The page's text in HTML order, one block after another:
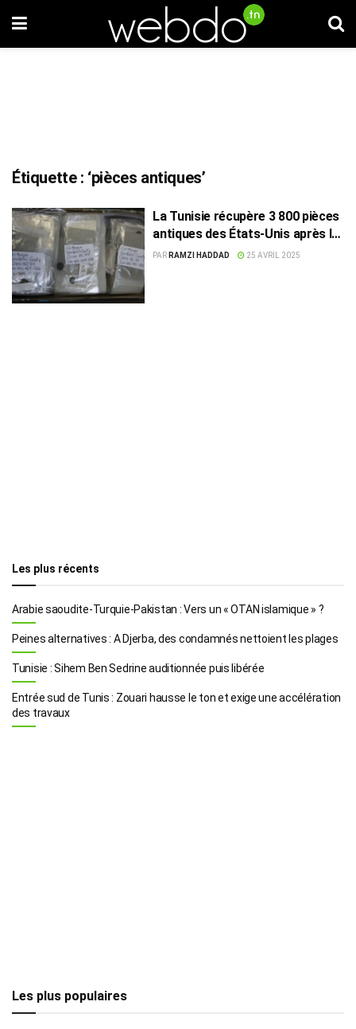
Étiquette : ‘pièces antiques’
La Tunisie récupère 3 800 pièces
antiques des États-Unis après la
restitution de 11 000
PAR RAMZI HADDAD 25 AVRIL 2025
Les plus récents
Arabie saoudite-Turquie-Pakistan : Vers un « OTAN islamique » ?
Peines alternatives : A Djerba, des condamnés nettoient les plages
Tunisie : Sihem Ben Sedrine auditionnée puis libérée
Entrée sud de Tunis : Zouari hausse le ton et exige une accélération
des travaux
Les plus populaires